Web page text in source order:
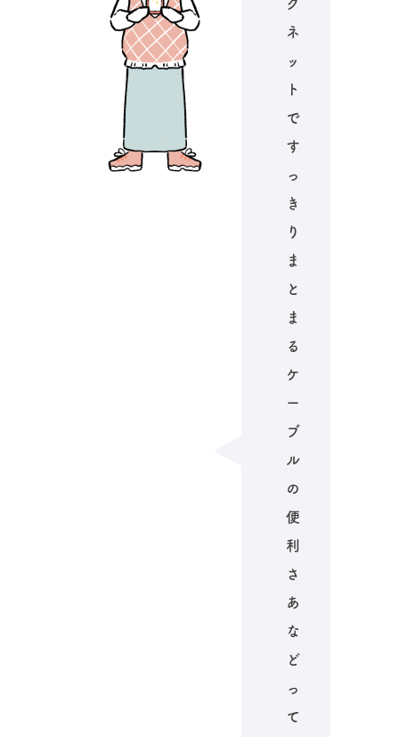
グ
ネ
ッ
ト
で
す
っ
き
り
ま
と
ま
る
ケ
ー
ブ
ル
の
便
利
さ
あ
な
ど
っ
て